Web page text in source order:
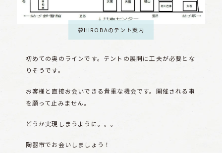
夢HIROBAのテント案内
初めての奥のラインです。テントの展開に工夫が必要とな
りそうです。
お客様と直接お会いできる貴重な機会です。開催される事
を願って止みません。
どうか実現しまうように。。。
陶器市でお会いしましょう！